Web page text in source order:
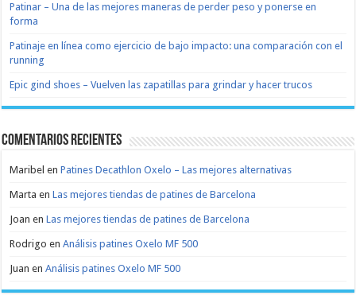
Patinar – Una de las mejores maneras de perder peso y ponerse en
forma
Patinaje en línea como ejercicio de bajo impacto: una comparación con el
running
Epic gind shoes – Vuelven las zapatillas para grindar y hacer trucos
Comentarios recientes
Maribel enPatines Decathlon Oxelo – Las mejores alternativas
Marta enLas mejores tiendas de patines de Barcelona
Joan enLas mejores tiendas de patines de Barcelona
Rodrigo enAnálisis patines Oxelo MF 500
Juan enAnálisis patines Oxelo MF 500